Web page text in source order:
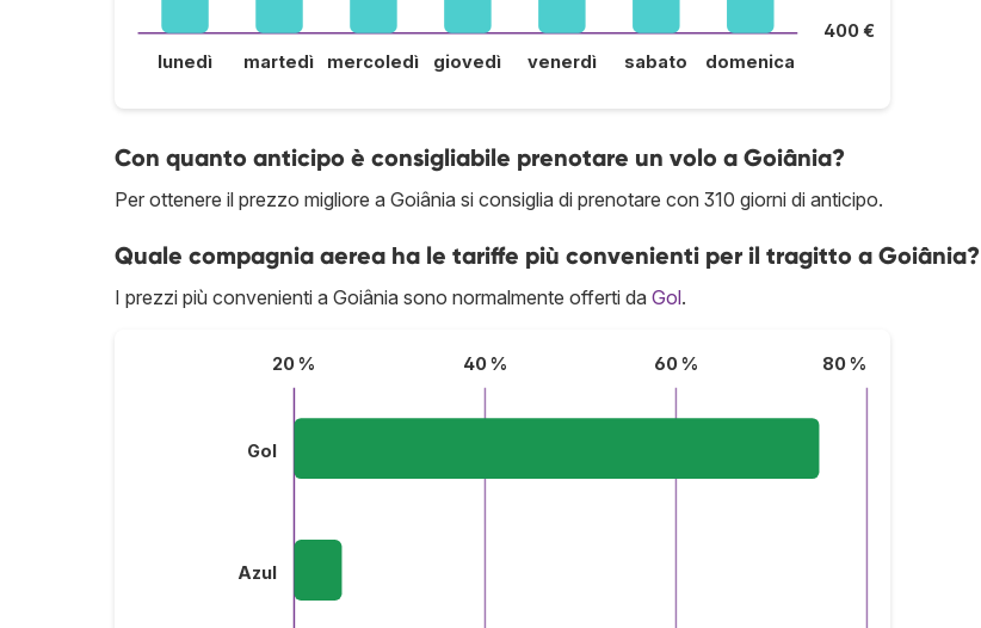
400 €
lunedì martedì mercoledì giovedì venerdì sabato domenica
Con quanto anticipo è consigliabile prenotare un volo a Goiânia?
Per ottenere il prezzo migliore a Goiânia si consiglia di prenotare con 310 giorni di anticipo.
Quale compagnia aerea ha le tariffe più convenienti per il tragitto a Goiânia?
I prezzi più convenienti a Goiânia sono normalmente offerti da Gol.
20 % 40 % 60 % 80 %
Gol
Azul